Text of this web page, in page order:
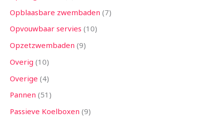
Opblaasbare zwembaden 7
Opvouwbaar servies 10
Opzetzwembaden 9
Overig 10
Overige 4
Pannen 51
Passieve Koelboxen 9